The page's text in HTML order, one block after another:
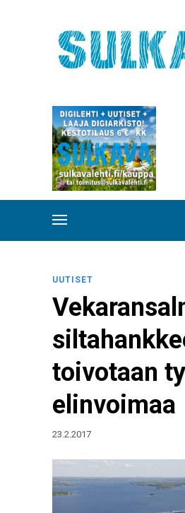
UUTISET
toivotaan
elinvoimaa
23.2.2017